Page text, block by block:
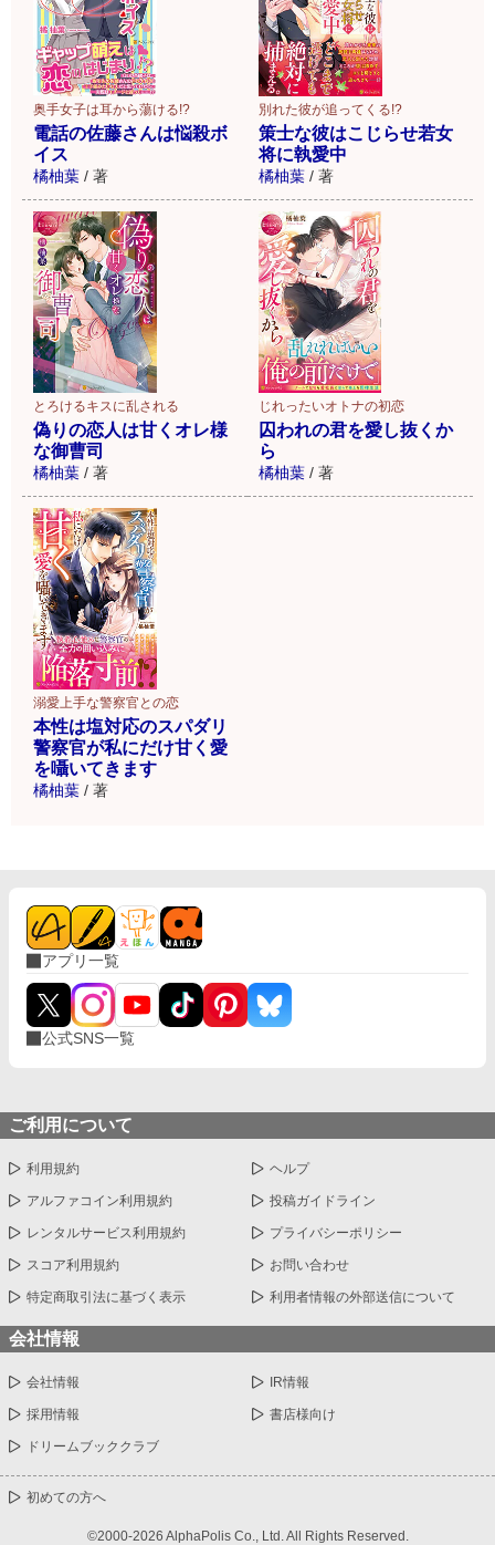
奥手女子は耳から蕩ける!?
電話の佐藤さんは悩殺ボ
イス
橘柚葉 / 著
別れた彼が追ってくる!?
策士な彼はこじらせ若女
将に執愛中
橘柚葉 / 著
とろけるキスに乱される
偽りの恋人は甘くオレ様
な御曹司
橘柚葉 / 著
じれったいオトナの初恋
囚われの君を愛し抜くか
ら
橘柚葉 / 著
溺愛上手な警察官との恋
本性は塩対応のスパダリ
警察官が私にだけ甘く愛
を囁いてきます
橘柚葉 / 著
アプリ一覧
公式SNS一覧
ご利用について
利用規約 ヘルプ
アルファコイン利用規約 投稿ガイドライン
レンタルサービス利用規約 プライバシーポリシー
スコア利用規約 お問い合わせ
特定商取引法に基づく表示 利用者情報の外部送信について
会社情報
会社情報 IR情報
採用情報 書店様向け
ドリームブッククラブ
初めての方へ
©2000-2026 AlphaPolis Co., Ltd. All Rights Reserved.